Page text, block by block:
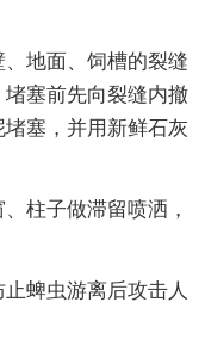
地面、饲槽的裂缝
塞前先向裂缝内撤
塞，并用新鲜石灰
柱子做滞留喷洒，
蜱虫游离后攻击人